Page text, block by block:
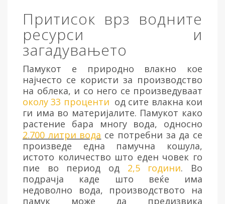
Притисок врз водните
ресурси и
загадувањето
Памукот е природно влакно кое
најчесто се користи за производство
на облека, и со него се произведуваат
околу 33 проценти од сите влакна кои
ги има во материјалите. Памукот како
растение бара многу вода, односно
2.700 литри вода се потребни за да се
произведе една памучна кошула,
истото количество што еден човек го
пие во период од 2,5 години. Во
подрачја каде што веќе има
недоволно вода, производството на
памук може да предизвика